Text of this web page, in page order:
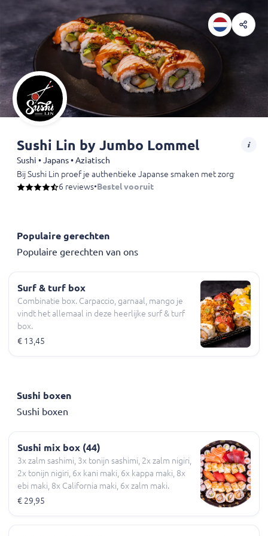
Sushi Lin by Jumbo Lommel
Sushi • Japans • Aziatisch
Bij Sushi Lin proef je authentieke Japanse smaken met zorgvuldig
6 reviews•Bestel vooruit
Populaire gerechten
Populaire gerechten van ons
Surf & turf box
Combinatie box. Carpaccio, garnaal, mango je
vindt het allemaal in deze heerlijke surf & turf
box.
€ 13,45
Sushi boxen
Sushi boxen
Sushi mix box (44)
3x zalm sashimi, 3x tonijn sashimi, 2x zalm nigiri,
2x tonijn nigiri, 6x kani maki, 6x kappa maki, 8x
ebi maki, 8x California maki, 6x zalm maki.
€ 29,95